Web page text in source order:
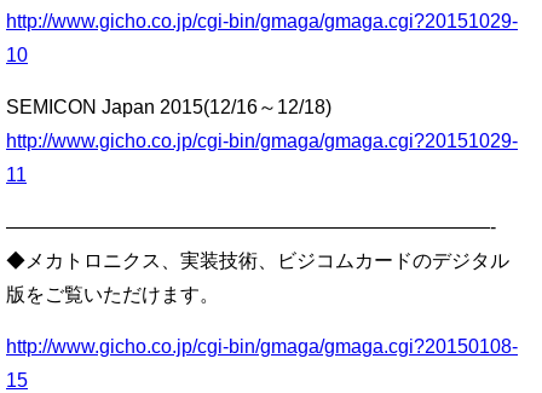
http://www.gicho.co.jp/cgi-bin/gmaga/gmaga.cgi?20151029-
10
SEMICON Japan 2015(12/16～12/18)
http://www.gicho.co.jp/cgi-bin/gmaga/gmaga.cgi?20151029-
11
—————————————————————————-
◆メカトロニクス、実装技術、ビジコムカードのデジタル
版をご覧いただけます。
http://www.gicho.co.jp/cgi-bin/gmaga/gmaga.cgi?20150108-
15